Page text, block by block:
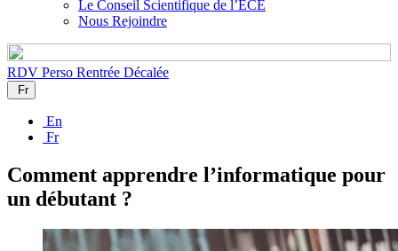
Le Conseil Scientifique de l’ECE
Nous Rejoindre
RDV Perso Rentrée Décalée
Fr
En
Fr
Comment apprendre l’informatique pour
un débutant ?